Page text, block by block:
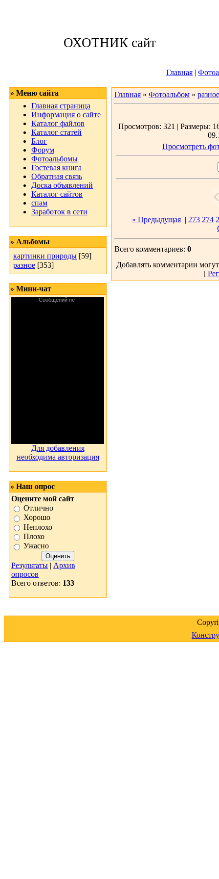
ОХОТНИК сайт
Главная |
» Меню сайта
Главная страница
Информация о сайте
Каталог файлов
Каталог статей
Блог
Форум
Фотоальбомы
Гостевая книга
Обратная связь
Доска объявлений
Каталог сайтов
спам
Заработок в сети
» Альбомы
картинки природы [59]
разное [353]
» Мини-чат
Для добавления
необходима авторизация
» Наш опрос
Оцените мой сайт
Отлично
Хорошо
Неплохо
Плохо
Ужасно
Результаты | Архив
опросов
Всего ответов: 133
Главная » Фотоальбом » разное
Просмотров: 321 | Размеры:
Просмотреть
« Предыдущая | 273 274
Всего комментариев: 0
Добавлять комментарии
[